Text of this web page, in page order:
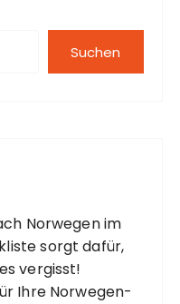
Suchen
Norwegen im
sorgt dafür,
vergisst!
Ihre Norwegen-